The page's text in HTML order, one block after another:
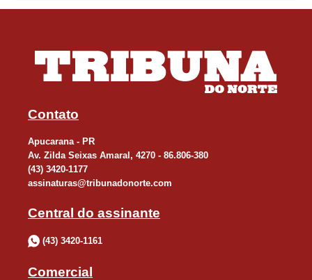
forma normal. Levantamento inicial aponta que essa situação
gestão passada sem um sistema adequado para captação e
escoamento da água. O prefeito Rodolfo Mota esteve no local na
noite desta quinta-feira (16) por volta das 23h30, acompanhado
pelo secretário de Serviços Públicos, Wendel Metta. Nesta sexta-
levantar maiores informações.
Apucarana também registrou danos na Rua Emiliano Perneta, no
bairro Jardim Ponta Grossa. O asfalto da via já apresentava
pelas chuvas desta quinta-feira.
Contato
Apucarana - PR
Av. Zilda Seixas Amaral, 4270 - 86.806-380
(43) 3420-1177
assinaturas@tribunadonorte.com
Central do assinante
(43) 3420-1161
Comercial